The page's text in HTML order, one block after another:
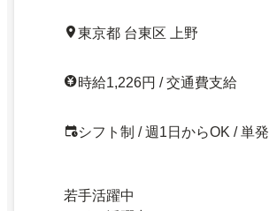
東京都 台東区 上野
時給1,226円 / 交通費支給
シフト制 / 週1日からOK / 単発
若手活躍中